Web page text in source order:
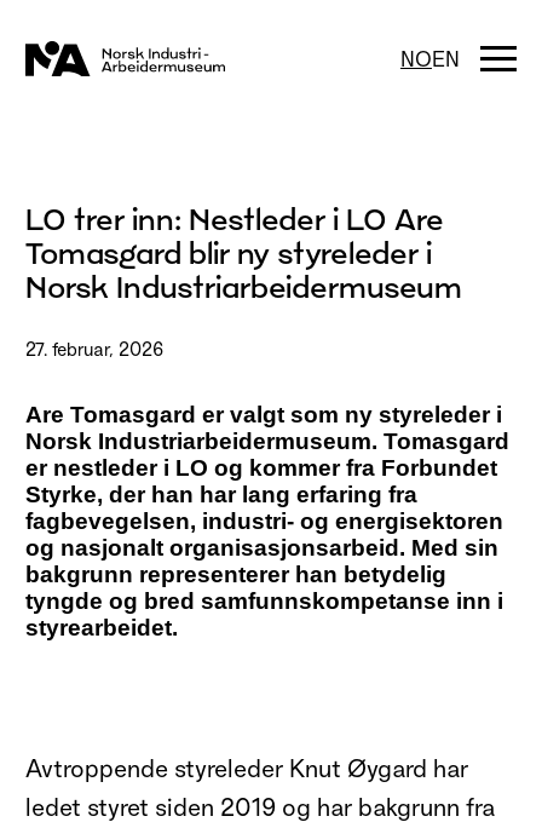
innhold
NOEN
LO trer inn: Nestleder i LO Are
Tomasgard blir ny styreleder i
Norsk Industriarbeidermuseum
27. februar, 2026
Are Tomasgard er valgt som ny styreleder i
Norsk Industriarbeidermuseum. Tomasgard
er nestleder i LO og kommer fra Forbundet
Styrke, der han har lang erfaring fra
fagbevegelsen, industri- og energisektoren
og nasjonalt organisasjonsarbeid. Med sin
bakgrunn representerer han betydelig
tyngde og bred samfunnskompetanse inn i
styrearbeidet.
Avtroppende styreleder Knut Øygard har
ledet styret siden 2019 og har bakgrunn fra